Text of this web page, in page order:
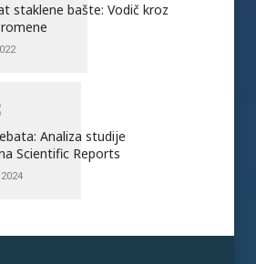
staklene bašte: Vodič kroz
Analiza studije
Scientific Reports